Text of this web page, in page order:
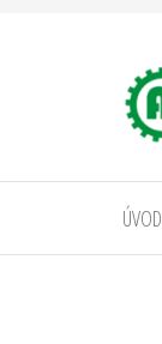
ÚVOD